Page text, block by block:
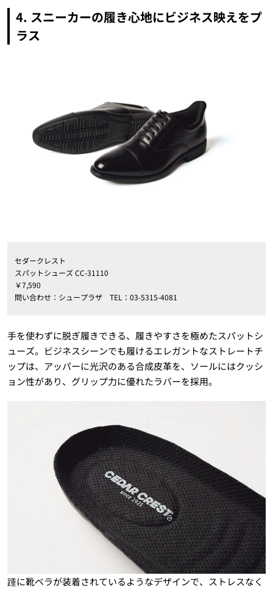
4. スニーカーの履き心地にビジネス映えをプ
ラス
セダークレスト
スパットシューズ CC-31110
￥7,590
問い合わせ：シュープラザ TEL：03-5315-4081
手を使わずに脱ぎ履きできる、履きやすさを極めたスパットシ
ューズ。ビジネスシーンでも履けるエレガントなストレートチ
ップは、アッパーに光沢のある合成皮革を、ソールにはクッシ
ョン性があり、グリップ力に優れたラバーを採用。
踵に靴ベラが装着されているようなデザインで、ストレスなく